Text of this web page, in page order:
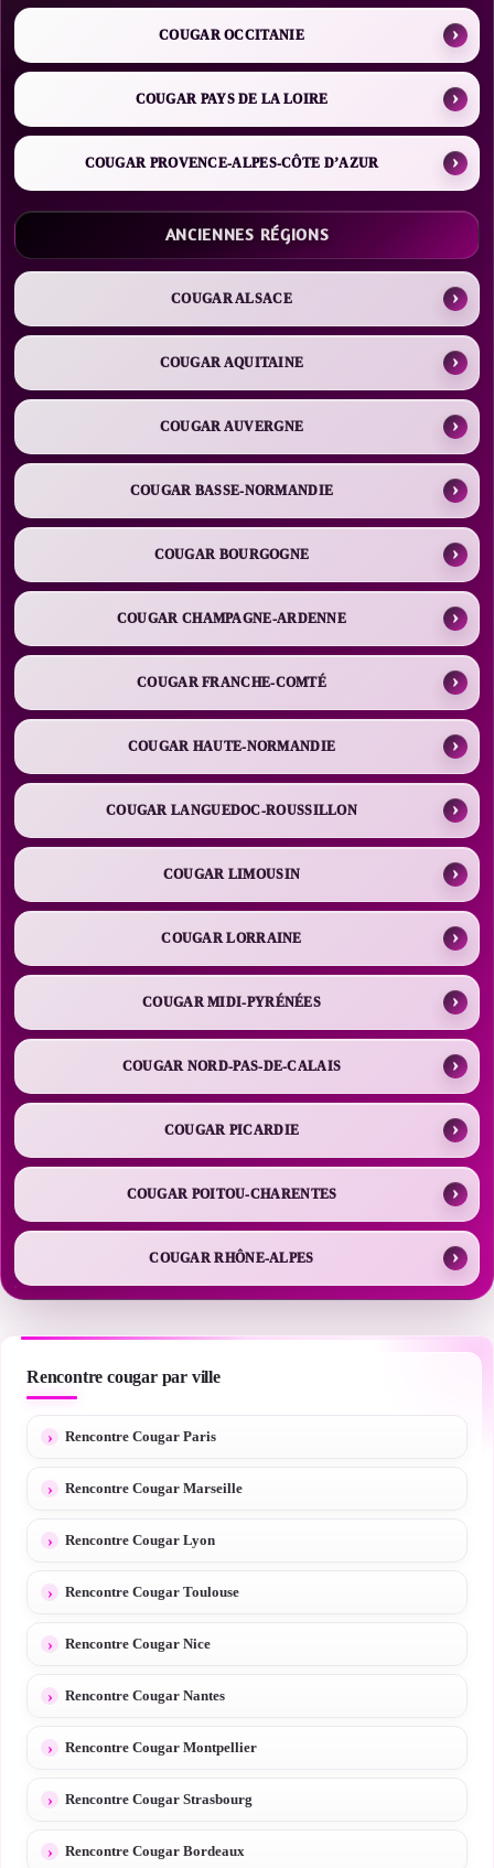
COUGAR OCCITANIE
COUGAR PAYS DE LA LOIRE
COUGAR PROVENCE-ALPES-CÔTE D’AZUR
ANCIENNES RÉGIONS
COUGAR ALSACE
COUGAR AQUITAINE
COUGAR AUVERGNE
COUGAR BASSE-NORMANDIE
COUGAR BOURGOGNE
COUGAR CHAMPAGNE-ARDENNE
COUGAR FRANCHE-COMTÉ
COUGAR HAUTE-NORMANDIE
COUGAR LANGUEDOC-ROUSSILLON
COUGAR LIMOUSIN
COUGAR LORRAINE
COUGAR MIDI-PYRÉNÉES
COUGAR NORD-PAS-DE-CALAIS
COUGAR PICARDIE
COUGAR POITOU-CHARENTES
COUGAR RHÔNE-ALPES
Rencontre cougar par ville
Rencontre Cougar Paris
Rencontre Cougar Marseille
Rencontre Cougar Lyon
Rencontre Cougar Toulouse
Rencontre Cougar Nice
Rencontre Cougar Nantes
Rencontre Cougar Montpellier
Rencontre Cougar Strasbourg
Rencontre Cougar Bordeaux